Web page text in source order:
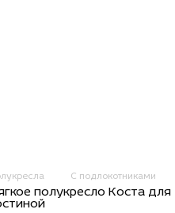
С подлокотниками
полукресло Коста для